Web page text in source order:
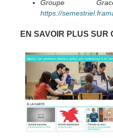
Groupe
https://
EN SAVOIR PLUS SUR